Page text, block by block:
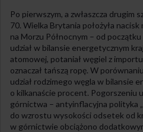
Po pierwszym, a zwłaszcza drugim
70. Wielka Brytania położyła
na Morzu Północnym – od
udział w bilansie energetycznym
atomowej, potaniał węgiel z
oznaczał tańszą ropę. W
udział rodzimego węgla w bilansie
o kilkanaście procent. Pogorszeniu
górnictwa – antyinflacyjna polityka
do wzrostu wysokości odsetek od
w górnictwie obciążono